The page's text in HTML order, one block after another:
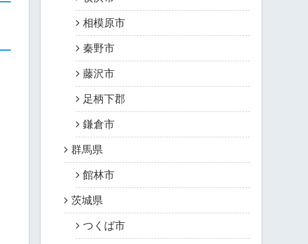
相模原市
秦野市
藤沢市
足柄下郡
鎌倉市
群馬県
館林市
茨城県
つくば市